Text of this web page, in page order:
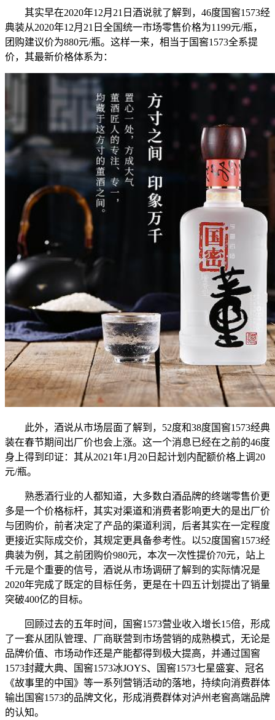
其实早在2020年12月21日酒说就了解到，46度国窖1573经
典装从2020年12月21日全国统一市场零售价格为1199元/瓶，
团购建议价为880元/瓶。这样一来，相当于国窖1573全系提
价，其最新价格体系为：
此外，酒说从市场层面了解到，52度和38度国窖1573经典
装在春节期间出厂价也会上涨。这一个消息已经在之前的46度
身上得到印证：其从2021年1月20日起计划内配额价格上调20
元/瓶。
熟悉酒行业的人都知道，大多数白酒品牌的终端零售价更
多是一个价格标杆，其实对渠道和消费者影响更大的是出厂价
与团购价，前者决定了产品的渠道利润，后者其实在一定程度
更接近实际成交价，其规定更具备参考性。以52度国窖1573经
典装为例，其之前团购价980元，本次一次性提价70元，站上
千元是个重要的信号，酒说从市场调研了解到的实际情况是
2020年完成了既定的目标任务，更是在十四五计划提出了销量
突破400亿的目标。
回顾过去的五年时间，国窖1573营业收入增长15倍，形成
了一套从团队管理、厂商联营到市场营销的成熟模式，无论是
品牌价值、市场动作还是产能都得到极大提高，并通过国窖
1573封藏大典、国窖1573冰JOYS、国窖1573七星盛宴、冠名
《故事里的中国》等一系列营销活动的落地，持续向消费群体
输出国窖1573的品牌文化，形成消费群体对泸州老窖高端品牌
的认知。